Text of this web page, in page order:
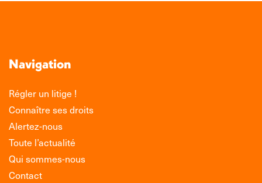
Navigation
Régler un litige !
Connaître ses droits
Alertez-nous
Toute l’actualité
Qui sommes-nous
Contact